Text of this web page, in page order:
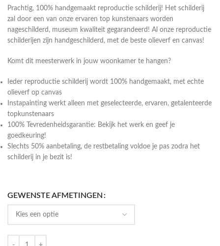
Prachtig, 100% handgemaakt reproductie schilderij! Het schilderij
zal door een van onze ervaren top kunstenaars worden
nageschilderd, museum kwaliteit gegarandeerd! Al onze reproductie
schilderijen zijn handgeschilderd, met de beste olieverf en canvas!
Komt dit meesterwerk in jouw woonkamer te hangen?
Ieder reproductie schilderij wordt 100% handgemaakt, met echte
olieverf op canvas
Instapainting werkt alleen met geselecteerde, ervaren, getalenteerde
topkunstenaars
100% Tevredenheidsgarantie: Bekijk het werk en geef je
goedkeuring!
Slechts 50% aanbetaling, de restbetaling voldoe je pas zodra het
schilderij in je bezit is!
GEWENSTE AFMETINGEN